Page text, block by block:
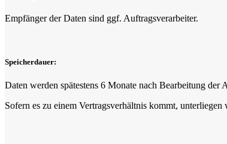
Empfänger der Daten sind ggf. Auftragsverarbeiter.
Speicherdauer:
Daten werden spätestens 6 Monate nach Bearbeitung der
Sofern es zu einem Vertragsverhältnis kommt,